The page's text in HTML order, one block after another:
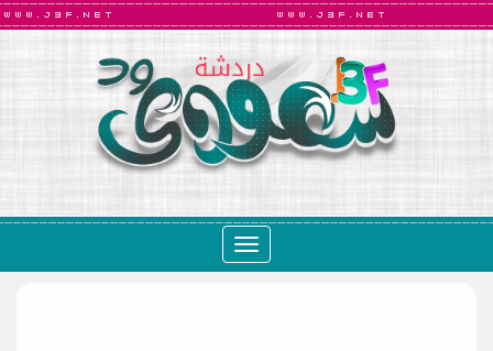
Toggle
navigation